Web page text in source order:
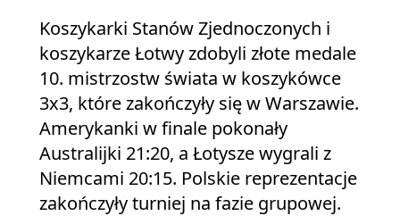
Koszykarki Stanów Zjednoczonych i
koszykarze Łotwy zdobyli złote medale
10. mistrzostw świata w koszykówce
3x3, które zakończyły się w Warszawie.
Amerykanki w finale pokonały
Australijki 21:20, a Łotysze wygrali z
Niemcami 20:15. Polskie reprezentacje
zakończyły turniej na fazie grupowej.